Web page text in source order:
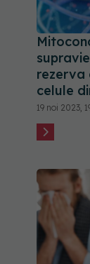
rezerva
celule
19 noi 2023,